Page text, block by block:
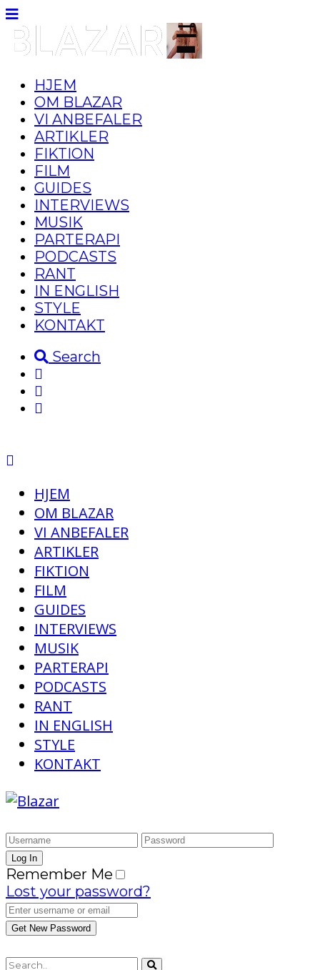
HJEM
OM BLAZAR
VI ANBEFALER
ARTIKLER
FIKTION
FILM
GUIDES
INTERVIEWS
MUSIK
PARTERAPI
PODCASTS
RANT
IN ENGLISH
STYLE
KONTAKT
Search
HJEM
OM BLAZAR
VI ANBEFALER
ARTIKLER
FIKTION
FILM
GUIDES
INTERVIEWS
MUSIK
PARTERAPI
PODCASTS
RANT
IN ENGLISH
STYLE
KONTAKT
Remember Me
Lost your password?